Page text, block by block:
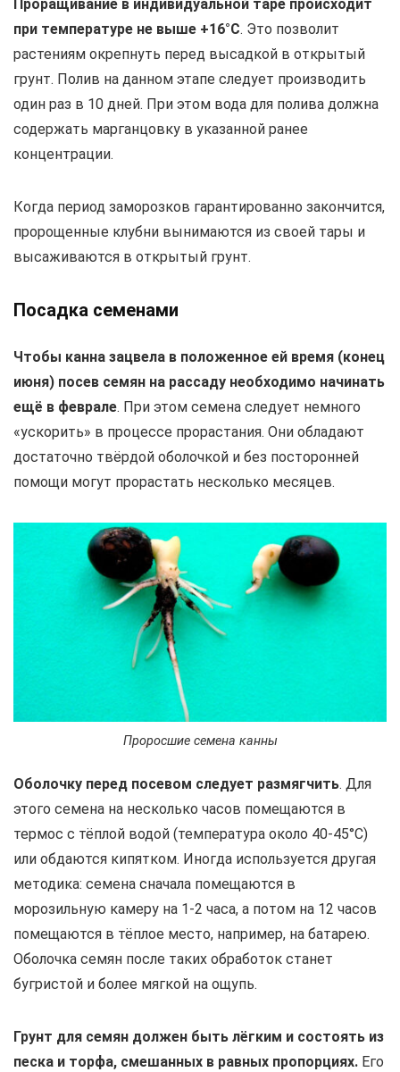
Проращивание в индивидуальной таре происходит
при температуре не выше +16°С. Это позволит
растениям окрепнуть перед высадкой в открытый
грунт. Полив на данном этапе следует производить
один раз в 10 дней. При этом вода для полива должна
содержать марганцовку в указанной ранее
концентрации.
Когда период заморозков гарантированно закончится,
пророщенные клубни вынимаются из своей тары и
высаживаются в открытый грунт.
Посадка семенами
Чтобы канна зацвела в положенное ей время (конец
июня) посев семян на рассаду необходимо начинать
ещё в феврале. При этом семена следует немного
«ускорить» в процессе прорастания. Они обладают
достаточно твёрдой оболочкой и без посторонней
помощи могут прорастать несколько месяцев.
Проросшие семена канны
Оболочку перед посевом следует размягчить. Для
этого семена на несколько часов помещаются в
термос с тёплой водой (температура около 40-45°С)
или обдаются кипятком. Иногда используется другая
методика: семена сначала помещаются в
морозильную камеру на 1-2 часа, а потом на 12 часов
помещаются в тёплое место, например, на батарею.
Оболочка семян после таких обработок станет
бугристой и более мягкой на ощупь.
Грунт для семян должен быть лёгким и состоять из
песка и торфа, смешанных в равных пропорциях. Его